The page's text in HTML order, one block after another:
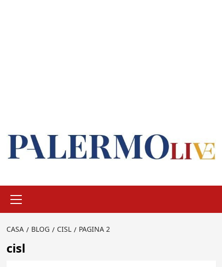
principale
CASA BLOG CISL PAGINA 2
cisl